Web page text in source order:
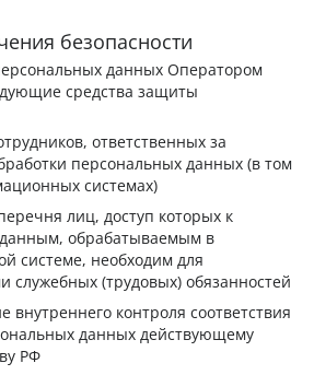
безопасности
данных Оператором
средства защиты
ответственных за
персональных данных (в том
системах)
лиц, доступ которых к
обрабатываемым в
системе, необходим для
служебных (трудовых) обязанностей
внутреннего контроля соответствия
данных действующему
РФ